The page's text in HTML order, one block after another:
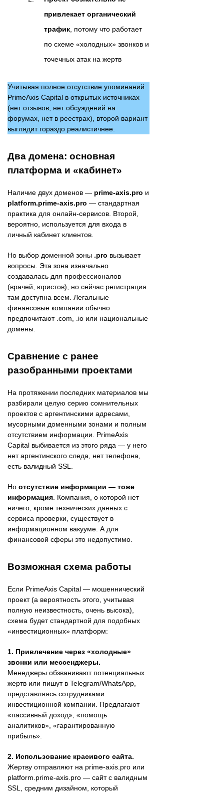
привлекает органический
трафик , потому что работает
по схеме «холодных» звонков и
точечных атак на жертв
Учитывая полное отсутствие упоминаний
PrimeAxis Capital в открытых источниках
(нет отзывов, нет обсуждений на
форумах, нет в реестрах), второй вариант
выглядит гораздо реалистичнее.
Два домена: основная
платформа и «кабинет»
Наличие двух доменов — prime-axis.pro и
platform.prime-axis.pro — стандартная
практика для онлайн-сервисов. Второй,
вероятно, используется для входа в
личный кабинет клиентов.
Но выбор доменной зоны .pro вызывает
вопросы. Эта зона изначально
создавалась для профессионалов
(врачей, юристов), но сейчас регистрация
там доступна всем. Легальные
финансовые компании обычно
предпочитают .com, .io или национальные
домены.
Сравнение с ранее
разобранными проектами
На протяжении последних материалов мы
разбирали целую серию сомнительных
проектов с аргентинскими адресами,
мусорными доменными зонами и полным
отсутствием информации. PrimeAxis
Capital выбивается из этого ряда — у него
нет аргентинского следа, нет телефона,
есть валидный SSL.
Но отсутствие информации — тоже
информация . Компания, о которой нет
ничего, кроме технических данных с
сервиса проверки, существует в
информационном вакууме. А для
финансовой сферы это недопустимо.
Возможная схема работы
Если PrimeAxis Capital — мошеннический
проект (а вероятность этого, учитывая
полную неизвестность, очень высока),
схема будет стандартной для подобных
«инвестиционных» платформ:
1. Привлечение через «холодные»
звонки или мессенджеры.
Менеджеры обзванивают потенциальных
жертв или пишут в Telegram/WhatsApp,
представляясь сотрудниками
инвестиционной компании. Предлагают
«пассивный доход», «помощь
аналитиков», «гарантированную
прибыль».
2. Использование красивого сайта.
Жертву отправляют на prime-axis.pro или
platform.prime-axis.pro — сайт с валидным
SSL, средним дизайном, который